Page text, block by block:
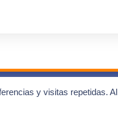
y visitas repetidas. Al